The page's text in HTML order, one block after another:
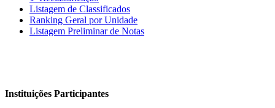
Listagem de Classificados
Ranking Geral por Unidade
Listagem Preliminar de Notas
Instituições Participantes